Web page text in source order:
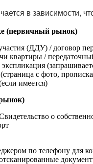
в зависимости,
(первичный рынок)
(ДДУ) / договор
квартиры /
с фото,
имеется)
о
по телефону для